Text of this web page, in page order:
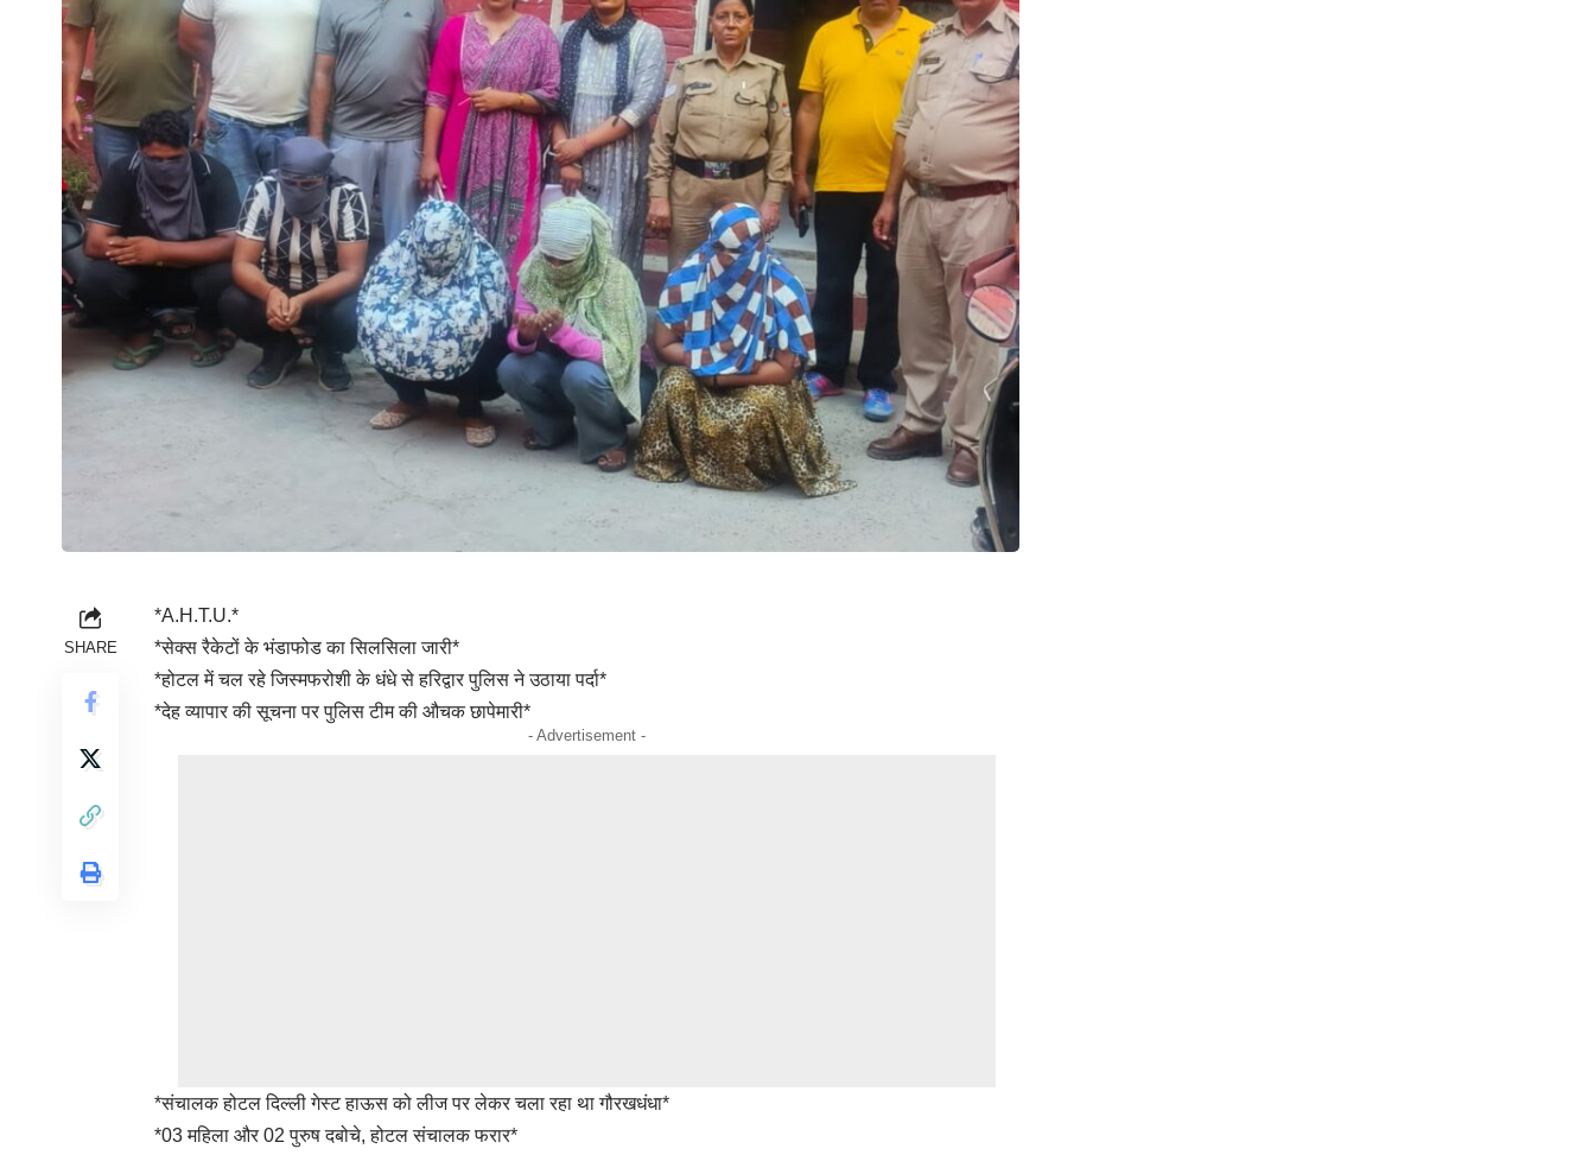
SHARE
*A.H.T.U.*
*सेक्स रैकेटों के भंडाफोड का सिलसिला जारी*
*होटल में चल रहे जिस्मफरोशी के धंधे से हरिद्वार पुलिस ने उठाया पर्दा*
*देह व्यापार की सूचना पर पुलिस टीम की औचक छापेमारी*
- Advertisement -
*संचालक होटल दिल्ली गेस्ट हाऊस को लीज पर लेकर चला रहा था गौरखधंधा*
*03 महिला और 02 पुरुष दबोचे, होटल संचालक फरार*